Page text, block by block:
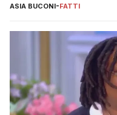
ASIA BUCONI-FATTI